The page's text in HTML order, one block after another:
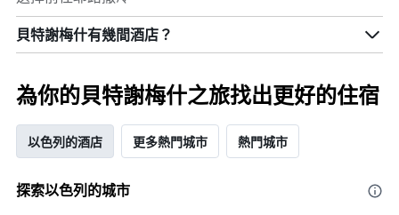
貝特謝梅什​有幾間酒店？
為你的貝特謝梅什之旅找出更好的住宿
以色列的酒店 更多熱門城市 熱門城市
探索以色列​的城市